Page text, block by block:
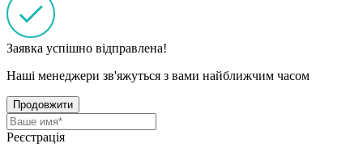
Заявка успішно відправлена!
Наші менеджери зв'яжуться з вами найближчим часом
Продовжити
Реєстрація